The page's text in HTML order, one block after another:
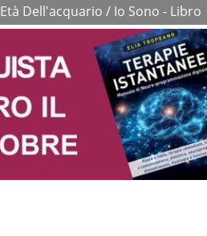
Età Dell'acquario / Io Sono - Libro